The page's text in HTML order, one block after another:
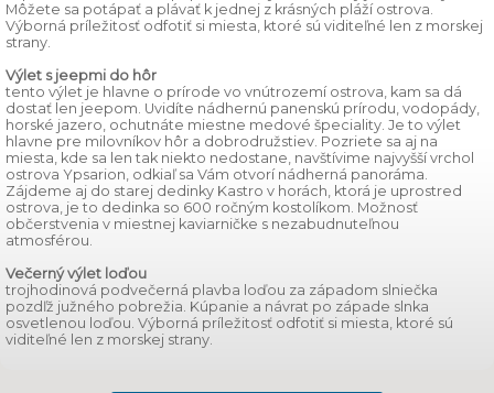
Môžete sa potápať a plávať k jednej z krásných pláží ostrova.
Výborná príležitosť odfotiť si miesta, ktoré sú viditeľné len z morskej
strany.
Výlet s jeepmi do hôr
tento výlet je hlavne o prírode vo vnútrozemí ostrova, kam sa dá
dostať len jeepom. Uvidíte nádhernú panenskú prírodu, vodopády,
horské jazero, ochutnáte miestne medové špeciality. Je to výlet
hlavne pre milovníkov hôr a dobrodružstiev. Pozriete sa aj na
miesta, kde sa len tak niekto nedostane, navštívime najvyšší vrchol
ostrova Ypsarion, odkiaľ sa Vám otvorí nádherná panoráma.
Zájdeme aj do starej dedinky Kastro v horách, ktorá je uprostred
ostrova, je to dedinka so 600 ročným kostolíkom. Možnosť
občerstvenia v miestnej kaviarničke s nezabudnuteľnou
atmosférou.
Večerný výlet loďou
trojhodinová podvečerná plavba loďou za západom slniečka
pozdľž južného pobrežia. Kúpanie a návrat po západe slnka
osvetlenou loďou. Výborná príležitosť odfotiť si miesta, ktoré sú
viditeľné len z morskej strany.